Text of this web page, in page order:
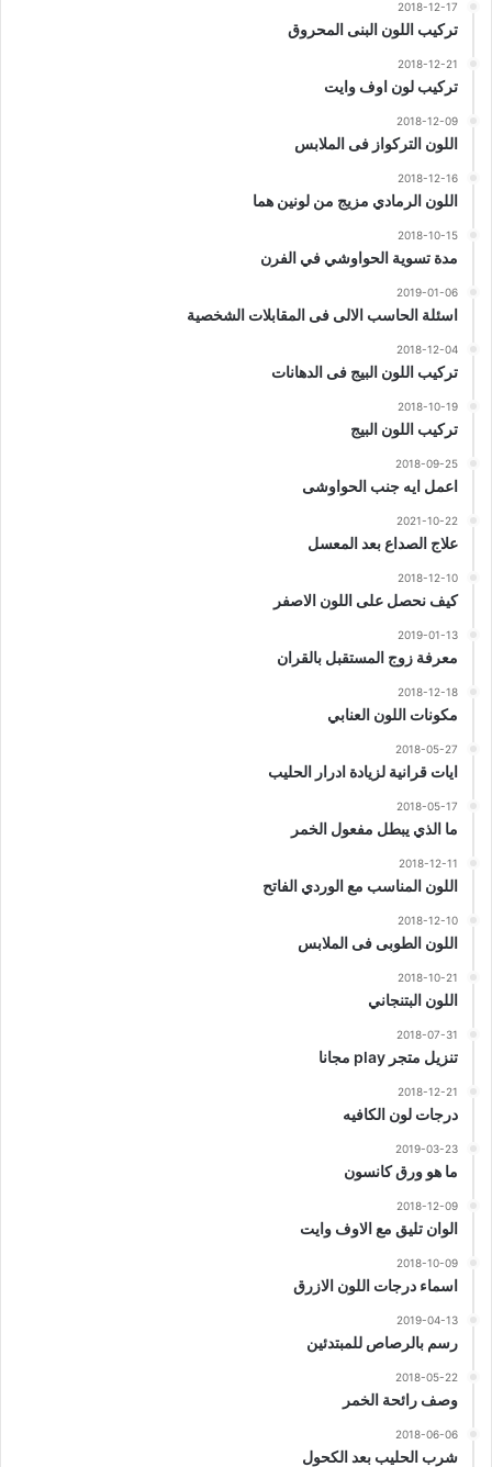
2018-12-17
تركيب اللون البنى المحروق
2018-12-21
تركيب لون اوف وايت
2018-12-09
اللون التركواز فى الملابس
2018-12-16
اللون الرمادي مزيج من لونين هما
2018-10-15
مدة تسوية الحواوشي في الفرن
2019-01-06
اسئلة الحاسب الالى فى المقابلات الشخصية
2018-12-04
تركيب اللون البيج فى الدهانات
2018-10-19
تركيب اللون البيج
2018-09-25
اعمل ايه جنب الحواوشى
2021-10-22
علاج الصداع بعد المعسل
2018-12-10
كيف نحصل على اللون الاصفر
2019-01-13
معرفة زوج المستقبل بالقران
2018-12-18
مكونات اللون العنابي
2018-05-27
ايات قرانية لزيادة ادرار الحليب
2018-05-17
ما الذي يبطل مفعول الخمر
2018-12-11
اللون المناسب مع الوردي الفاتح
2018-12-10
اللون الطوبى فى الملابس
2018-10-21
اللون البتنجاني
2018-07-31
تنزيل متجر play مجانا
2018-12-21
درجات لون الكافيه
2019-03-23
ما هو ورق كانسون
2018-12-09
الوان تليق مع الاوف وايت
2018-10-09
اسماء درجات اللون الازرق
2019-04-13
رسم بالرصاص للمبتدئين
2018-05-22
وصف رائحة الخمر
2018-06-06
شرب الحليب بعد الكحول